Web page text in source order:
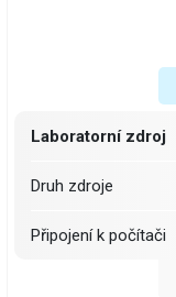
Laboratorní zdroj
Druh zdroje
Připojení k počítači